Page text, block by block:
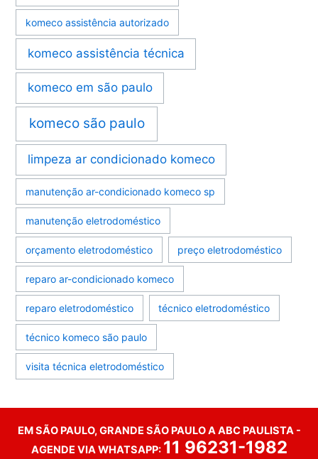
komeco assistência autorizado
komeco assistência técnica
komeco em são paulo
komeco são paulo
limpeza ar condicionado komeco
manutenção ar-condicionado komeco sp
manutenção eletrodoméstico
orçamento eletrodoméstico preço eletrodoméstico
reparo ar-condicionado komeco
reparo eletrodoméstico técnico eletrodoméstico
técnico komeco são paulo
visita técnica eletrodoméstico
EM SÃO PAULO, GRANDE SÃO PAULO A ABC PAULISTA -
AGENDE VIA WHATSAPP: 11 96231-1982